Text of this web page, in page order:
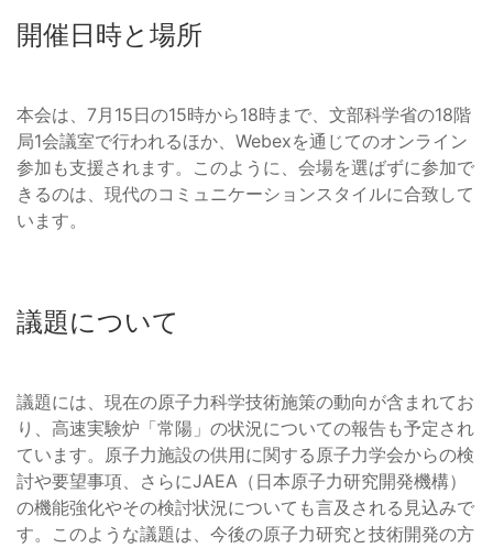
開催日時と場所
本会は、7月15日の15時から18時まで、文部科学省の18階
局1会議室で行われるほか、Webexを通じてのオンライン
参加も支援されます。このように、会場を選ばずに参加で
きるのは、現代のコミュニケーションスタイルに合致して
います。
議題について
議題には、現在の原子力科学技術施策の動向が含まれてお
り、高速実験炉「常陽」の状況についての報告も予定され
ています。原子力施設の供用に関する原子力学会からの検
討や要望事項、さらにJAEA（日本原子力研究開発機構）
の機能強化やその検討状況についても言及される見込みで
す。このような議題は、今後の原子力研究と技術開発の方